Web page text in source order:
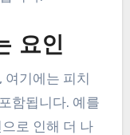
요인
여기에는 피치
함됩니다. 예를
로 인해 더 나